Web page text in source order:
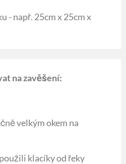
- např. 25cm x 25cm x
na zavěšení:
velkým okem na
klacíky od řeky